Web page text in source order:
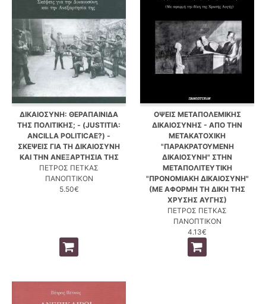
ΔΙΚΑΙΟΣΥΝΗ: ΘΕΡΑΠΑΙΝΙΔΑ
ΤΗΣ ΠΟΛΙΤΙΚΗΣ; - (JUSTITIA:
ANCILLA POLITICAE?) -
ΣΚΕΨΕΙΣ ΓΙΑ ΤΗ ΔΙΚΑΙΟΣΥΝΗ
ΚΑΙ ΤΗΝ ΑΝΕΞΑΡΤΗΣΙΑ ΤΗΣ
ΠΕΤΡΟΣ ΠΕΤΚΑΣ
ΠΑΝΟΠΤΙΚΟΝ
5.50€
ΟΨΕΙΣ ΜΕΤΑΠΟΛΕΜΙΚΗΣ
ΔΙΚΑΙΟΣΥΝΗΣ - ΑΠΟ ΤΗΝ
ΜΕΤΑΚΑΤΟΧΙΚΗ
"ΠΑΡΑΚΡΑΤΟΥΜΕΝΗ
ΔΙΚΑΙΟΣΥΝΗ" ΣΤΗΝ
ΜΕΤΑΠΟΛΙΤΕΥΤΙΚΗ
"ΠΡΟΝΟΜΙΑΚΗ ΔΙΚΑΙΟΣΥΝΗ"
(ΜΕ ΑΦΟΡΜΗ ΤΗ ΔΙΚΗ ΤΗΣ
ΧΡΥΣΗΣ ΑΥΓΗΣ)
ΠΕΤΡΟΣ ΠΕΤΚΑΣ
ΠΑΝΟΠΤΙΚΟΝ
4.13€